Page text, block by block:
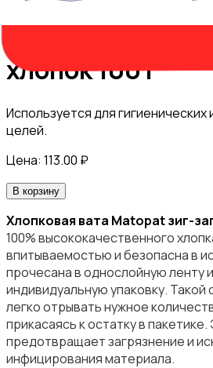
Вата "matopat"
хлопок 100 г
Используется для гигиенических
целей.
Цена: 113.00 ₽
В корзину
Хлопковая вата Matopat зиг-
100% высококачественного
впитываемостью и безопасна в
прочесана в однослойную ленту
индивидуальную упаковку. Такой
легко отрывать нужное
прикасаясь к остатку в
предотвращает загрязнение и
инфицирования материала.